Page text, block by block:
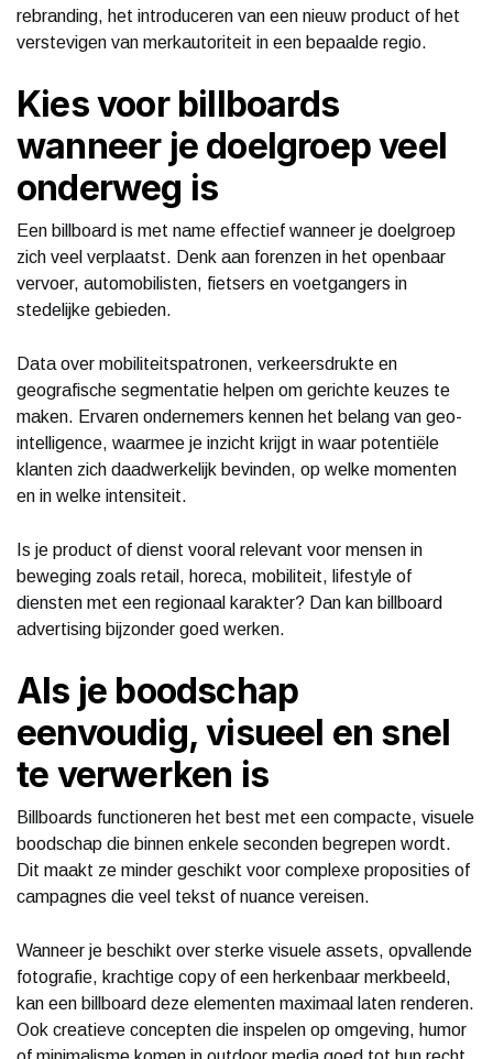
rebranding, het introduceren van een nieuw product of het
verstevigen van merkautoriteit in een bepaalde regio.
Kies voor billboards
wanneer je doelgroep veel
onderweg is
Een billboard is met name effectief wanneer je doelgroep
zich veel verplaatst. Denk aan forenzen in het openbaar
vervoer, automobilisten, fietsers en voetgangers in
stedelijke gebieden.
Data over mobiliteitspatronen, verkeersdrukte en
geografische segmentatie helpen om gerichte keuzes te
maken. Ervaren ondernemers kennen het belang van geo-
intelligence, waarmee je inzicht krijgt in waar potentiële
klanten zich daadwerkelijk bevinden, op welke momenten
en in welke intensiteit.
Is je product of dienst vooral relevant voor mensen in
beweging zoals retail, horeca, mobiliteit, lifestyle of
diensten met een regionaal karakter? Dan kan billboard
advertising bijzonder goed werken.
Als je boodschap
eenvoudig, visueel en snel
te verwerken is
Billboards functioneren het best met een compacte, visuele
boodschap die binnen enkele seconden begrepen wordt.
Dit maakt ze minder geschikt voor complexe proposities of
campagnes die veel tekst of nuance vereisen.
Wanneer je beschikt over sterke visuele assets, opvallende
fotografie, krachtige copy of een herkenbaar merkbeeld,
kan een billboard deze elementen maximaal laten renderen.
Ook creatieve concepten die inspelen op omgeving, humor